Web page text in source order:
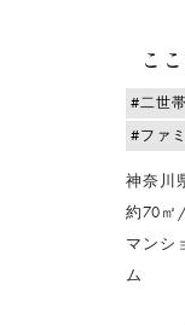
こ
#二世帯
#ファ
神奈川
約70㎡
マンシ
ム